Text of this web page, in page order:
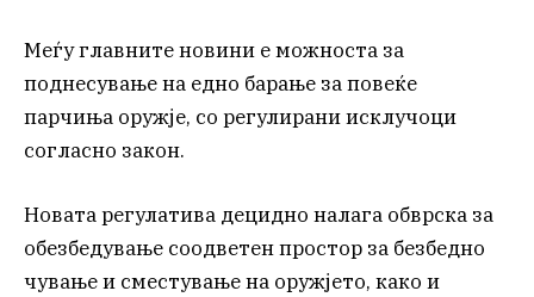
Меѓу главните новини е можноста за
поднесување на едно барање за повеќе
парчиња оружје, со регулирани исклучоци
согласно закон.
Новата регулатива децидно налага обврска за
обезбедување соодветен простор за безбедно
чување и сместување на оружјето, како и